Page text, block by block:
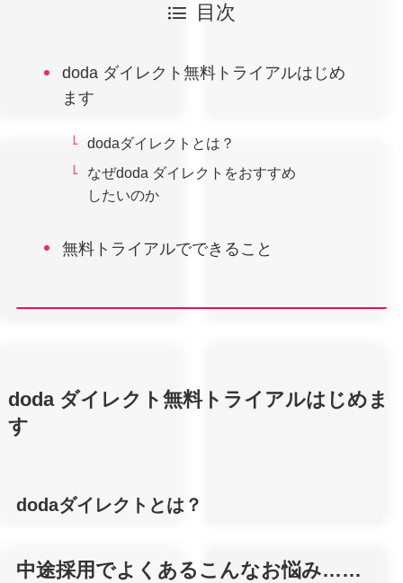
目次
doda ダイレクト無料トライアルはじめ
ます
dodaダイレクトとは？
なぜdoda ダイレクトをおすすめ
したいのか
無料トライアルでできること
doda ダイレクト無料トライアルはじめま
す
dodaダイレクトとは？
中途採用でよくあるこんなお悩み……